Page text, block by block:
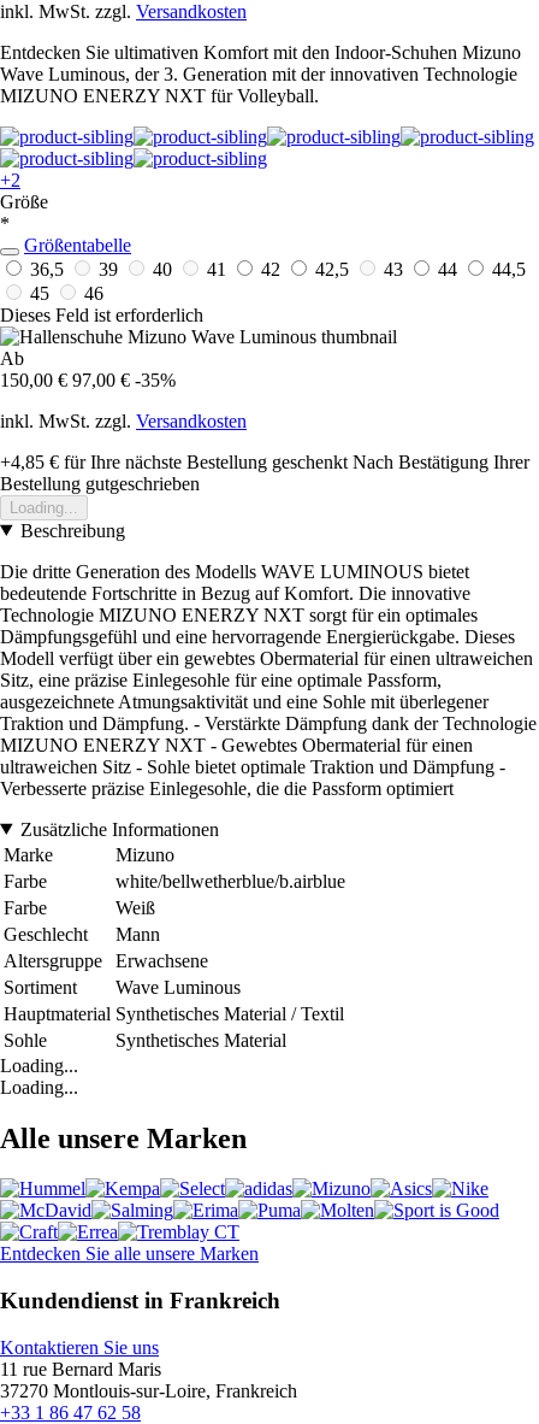
inkl. MwSt. zzgl. Versandkosten
Entdecken Sie ultimativen Komfort mit den Indoor-Schuhen Mizuno
Wave Luminous, der 3. Generation mit der innovativen Technologie
MIZUNO ENERZY NXT für Volleyball.
+2
Größe
*
Größentabelle
36,5
39 40 41 42 42,5 43 44
44,5
45
46
Dieses Feld ist erforderlich
Ab
150,00 € 97,00 € -35%
inkl. MwSt. zzgl. Versandkosten
+4,85 € für Ihre nächste Bestellung geschenkt Nach Bestätigung Ihrer
Bestellung gutgeschrieben
Loading...
Beschreibung
Die dritte Generation des Modells WAVE LUMINOUS bietet
bedeutende Fortschritte in Bezug auf Komfort. Die innovative
Technologie MIZUNO ENERZY NXT sorgt für ein optimales
Dämpfungsgefühl und eine hervorragende Energierückgabe. Dieses
Modell verfügt über ein gewebtes Obermaterial für einen ultraweichen
Sitz, eine präzise Einlegesohle für eine optimale Passform,
ausgezeichnete Atmungsaktivität und eine Sohle mit überlegener
Traktion und Dämpfung. - Verstärkte Dämpfung dank der Technologie
MIZUNO ENERZY NXT - Gewebtes Obermaterial für einen
ultraweichen Sitz - Sohle bietet optimale Traktion und Dämpfung -
Verbesserte präzise Einlegesohle, die die Passform optimiert
Zusätzliche Informationen
Marke
Mizuno
Farbe
white/bellwetherblue/b.airblue
Farbe
Weiß
Geschlecht
Mann
Altersgruppe
Erwachsene
Sortiment
Wave Luminous
Hauptmaterial Synthetisches Material / Textil
Sohle
Synthetisches Material
Loading...
Loading...
Alle unsere Marken
Entdecken Sie alle unsere Marken
Kundendienst in Frankreich
Kontaktieren Sie uns
11 rue Bernard Maris
37270 Montlouis-sur-Loire, Frankreich
+33 1 86 47 62 58